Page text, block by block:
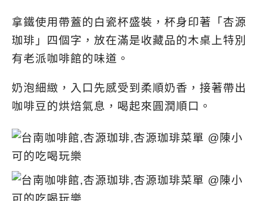
拿鐵使用帶蓋的白瓷杯盛裝，杯身印著「杏源
珈琲」四個字，放在滿是收藏品的木桌上特別
有老派咖啡館的味道。
奶泡細緻，入口先感受到柔順奶香，接著帶出
咖啡豆的烘焙氣息，喝起來圓潤順口。